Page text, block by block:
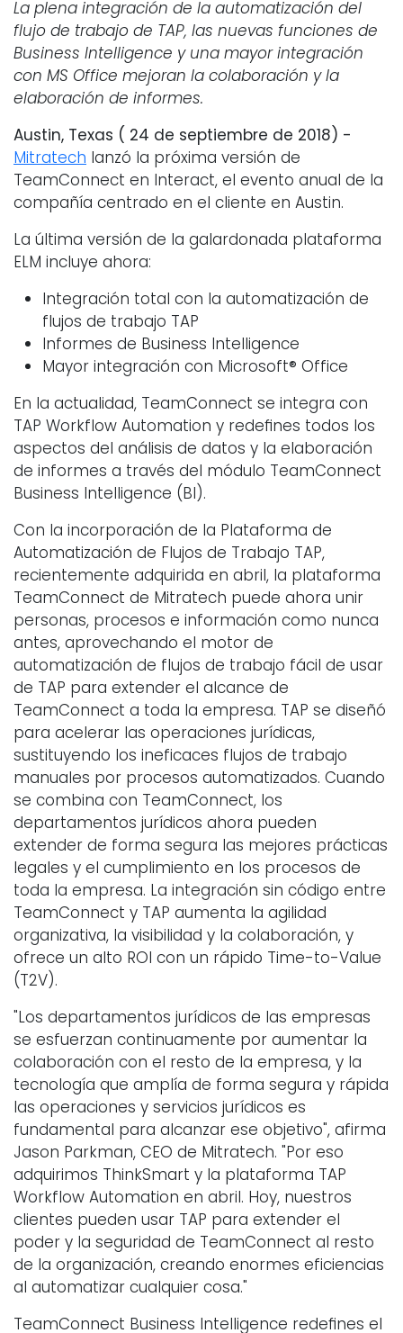
La plena integración de la automatización del
flujo de trabajo de TAP, las nuevas funciones de
Business Intelligence y una mayor integración
con MS Office mejoran la colaboración y la
elaboración de informes.
Austin, Texas ( 24 de septiembre de 2018) -
Mitratech lanzó la próxima versión de
TeamConnect en Interact, el evento anual de la
compañía centrado en el cliente en Austin.
La última versión de la galardonada plataforma
ELM incluye ahora:
Integración total con la automatización de
flujos de trabajo TAP
Informes de Business Intelligence
Mayor integración con Microsoft® Office
En la actualidad, TeamConnect se integra con
TAP Workflow Automation y redeﬁnes todos los
aspectos del análisis de datos y la elaboración
de informes a través del módulo TeamConnect
Business Intelligence (BI).
Con la incorporación de la Plataforma de
Automatización de Flujos de Trabajo TAP,
recientemente adquirida en abril, la plataforma
TeamConnect de Mitratech puede ahora unir
personas, procesos e información como nunca
antes, aprovechando el motor de
automatización de flujos de trabajo fácil de usar
de TAP para extender el alcance de
TeamConnect a toda la empresa. TAP se diseñó
para acelerar las operaciones jurídicas,
sustituyendo los ineficaces flujos de trabajo
manuales por procesos automatizados. Cuando
se combina con TeamConnect, los
departamentos jurídicos ahora pueden
extender de forma segura las mejores prácticas
legales y el cumplimiento en los procesos de
toda la empresa. La integración sin código entre
TeamConnect y TAP aumenta la agilidad
organizativa, la visibilidad y la colaboración, y
ofrece un alto ROI con un rápido Time-to-Value
(T2V).
"Los departamentos jurídicos de las empresas
se esfuerzan continuamente por aumentar la
colaboración con el resto de la empresa, y la
tecnología que amplía de forma segura y rápida
las operaciones y servicios jurídicos es
fundamental para alcanzar ese objetivo", afirma
Jason Parkman, CEO de Mitratech. "Por eso
adquirimos ThinkSmart y la plataforma TAP
Workflow Automation en abril. Hoy, nuestros
clientes pueden usar TAP para extender el
poder y la seguridad de TeamConnect al resto
de la organización, creando enormes eficiencias
al automatizar cualquier cosa."
TeamConnect Business Intelligence redeﬁnes el